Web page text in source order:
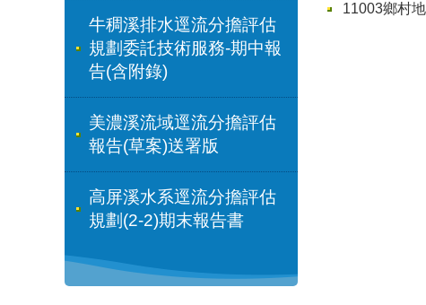
牛稠溪排水逕流分擔評估
規劃委託技術服務-期中報
告(含附錄)
美濃溪流域逕流分擔評估
報告(草案)送署版
高屏溪水系逕流分擔評估
規劃(2-2)期末報告書
11003鄉村